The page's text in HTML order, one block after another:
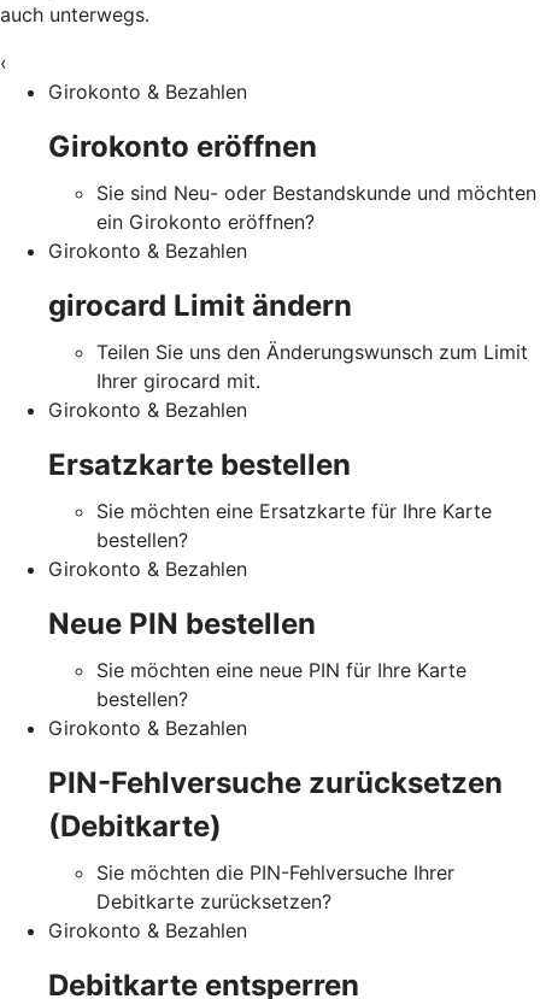
auch unterwegs.
‹
Girokonto & Bezahlen
Girokonto eröffnen
Sie sind Neu- oder Bestandskunde und möchten
ein Girokonto eröffnen?
Girokonto & Bezahlen
girocard Limit ändern
Teilen Sie uns den Änderungswunsch zum Limit
Ihrer girocard mit.
Girokonto & Bezahlen
Ersatzkarte bestellen
Sie möchten eine Ersatzkarte für Ihre Karte
bestellen?
Girokonto & Bezahlen
Neue PIN bestellen
Sie möchten eine neue PIN für Ihre Karte
bestellen?
Girokonto & Bezahlen
PIN-Fehlversuche zurücksetzen
(Debitkarte)
Sie möchten die PIN-Fehlversuche Ihrer
Debitkarte zurücksetzen?
Girokonto & Bezahlen
Debitkarte entsperren